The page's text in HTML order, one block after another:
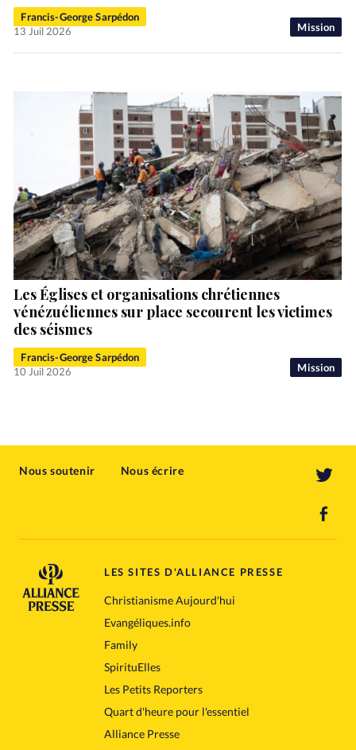
Mission
Francis-George Sarpédon
13 Juil 2026
Mission
Les Églises et organisations chrétiennes
vénézuéliennes sur place secourent les victimes
des séismes
Francis-George Sarpédon
10 Juil 2026
Nous soutenir Nous écrire
LES SITES D'ALLIANCE PRESSE
Christianisme Aujourd'hui
Evangéliques.info
Family
SpirituElles
Les Petits Reporters
Quart d'heure pour l'essentiel
Alliance Presse